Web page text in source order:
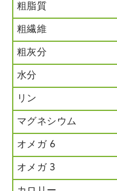
粗脂質
粗繊維
粗灰分
水分
リン
マグネシウム
オメガ 6
オメガ 3